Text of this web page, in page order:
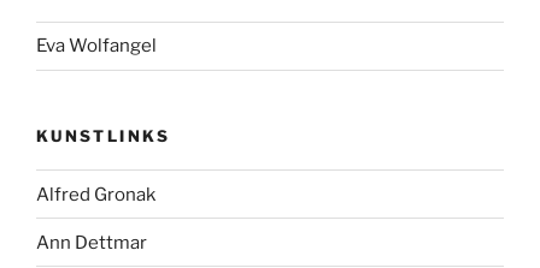
Eva Wolfangel
KUNSTLINKS
Alfred Gronak
Ann Dettmar